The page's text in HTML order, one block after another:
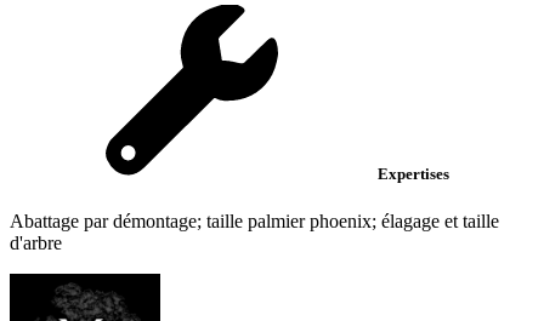
Expertises
Abattage par démontage; taille palmier phoenix; élagage et taille
d'arbre